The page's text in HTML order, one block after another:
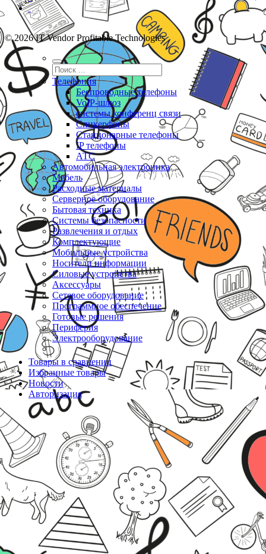
© 2026 IT Vendor Profitable Technologies
Телефония
Беспроводные телефоны
VoIP-шлюз
системы конференц связи
Спикерфоны
Стационарные телефоны
IP телефоны
АТС
Автомобильная электроника
Мебель
Расходные материалы
Серверное оборудование
Бытовая техника
Системы безопасности
Развлечения и отдых
Комплектующие
Мобильные устройства
Носители информации
Силовые устройства
Аксессуары
Сетевое оборудование
Программное обеспечение
Готовые решения
Периферия
Электрооборудование
Товары в сравнении
Избранные товары
Новости
Авторизация